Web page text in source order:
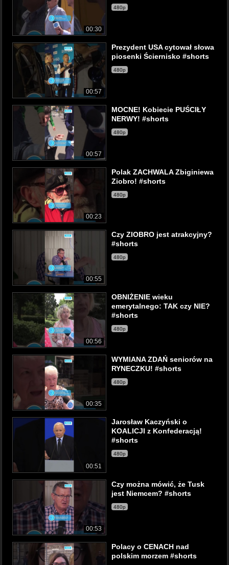
00:30
480p
00:57
Prezydent USA cytował słowa
piosenki Ściernisko #shorts
480p
00:57
MOCNE! Kobiecie PUŚCIŁY
NERWY! #shorts
480p
00:23
Polak ZACHWALA Zbiginiewa
Ziobro! #shorts
480p
00:55
Czy ZIOBRO jest atrakcyjny?
#shorts
480p
00:56
OBNIŻENIE wieku
emerytalnego: TAK czy NIE?
#shorts
480p
00:35
WYMIANA ZDAŃ seniorów na
RYNECZKU! #shorts
480p
00:51
Jarosław Kaczyński o
KOALICJI z Konfederacją!
#shorts
480p
00:53
Czy można mówić, że Tusk
jest Niemcem? #shorts
480p
Polacy o CENACH nad
polskim morzem #shorts